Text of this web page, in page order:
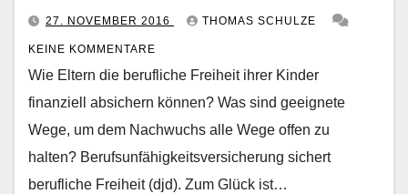
27. NOVEMBER 2016 THOMAS SCHULZE
KEINE KOMMENTARE
Wie Eltern die berufliche Freiheit ihrer Kinder
finanziell absichern können? Was sind geeignete
Wege, um dem Nachwuchs alle Wege offen zu
halten? Berufsunfähigkeitsversicherung sichert
berufliche Freiheit (djd). Zum Glück ist…